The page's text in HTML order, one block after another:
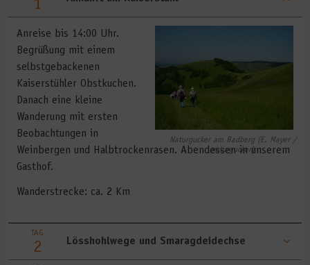
1
Naturgucker am Badberg (E. Mayer /
naturgucker)
Anreise bis 14:00 Uhr.
Begrüßung mit einem
selbstgebackenen
Kaiserstühler Obstkuchen.
Danach eine kleine
Wanderung mit ersten
Beobachtungen in
Weinbergen und Halbtrockenrasen. Abendessen in unserem
Gasthof.
Wanderstrecke: ca. 2 Km
TAG
2 Lösshohlwege und Smaragdeidechse